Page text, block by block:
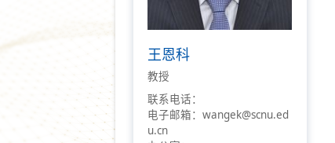
王恩科
教授
联系电话：
电子邮箱：wangek@scnu.ed
u.cn